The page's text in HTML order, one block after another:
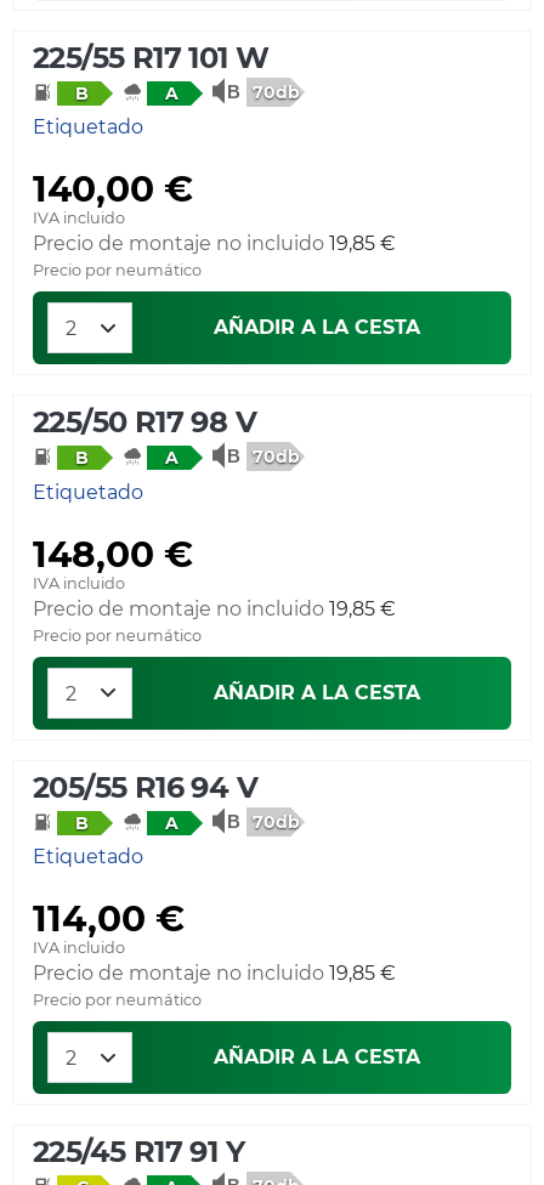
225/55 R17 101 W
B A 70db
Etiquetado
140,00 €
IVA incluido
Precio de montaje no incluido 19,85 €
Precio por neumático
AÑADIR A LA CESTA
225/50 R17 98 V
B A 70db
Etiquetado
148,00 €
IVA incluido
Precio de montaje no incluido 19,85 €
Precio por neumático
AÑADIR A LA CESTA
205/55 R16 94 V
B A 70db
Etiquetado
114,00 €
IVA incluido
Precio de montaje no incluido 19,85 €
Precio por neumático
AÑADIR A LA CESTA
225/45 R17 91 Y